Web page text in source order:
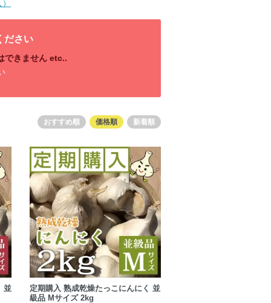
ださい
できません etc..
おすすめ順 価格順 新着順
並
定期購入 熟成乾燥たっこにんにく 並
級品 Mサイズ 2kg